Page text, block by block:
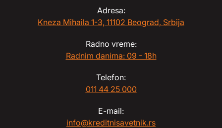
Adresa:
Kneza Mihaila 1-3, 11102 Beograd, Srbija
Radno vreme:
Radnim danima: 09 - 18h
Telefon:
011 44 25 000
E-mail:
info@kreditnisavetnik.rs